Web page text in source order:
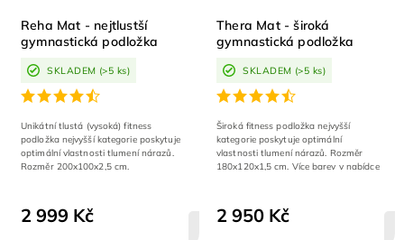
Reha Mat - nejtlustší
gymnastická podložka
SKLADEM (>5 ks)
2 999 Kč
Unikátní tlustá (vysoká) fitness
podložka nejvyšší kategorie poskytuje
optimální vlastnosti tlumení nárazů.
Rozměr 200x100x2,5 cm.
Thera Mat - široká
gymnastická podložka
SKLADEM (>5 ks)
2 950 Kč
Široká fitness podložka nejvyšší
kategorie poskytuje optimální
vlastnosti tlumení nárazů. Rozměr
180x120x1,5 cm. Více barev v nabídce